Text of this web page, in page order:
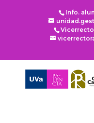
Info.